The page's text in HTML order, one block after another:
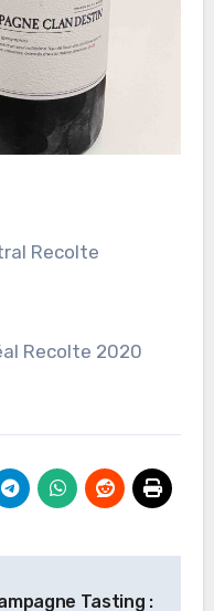
Recolte
Recolte 2020
Tasting :